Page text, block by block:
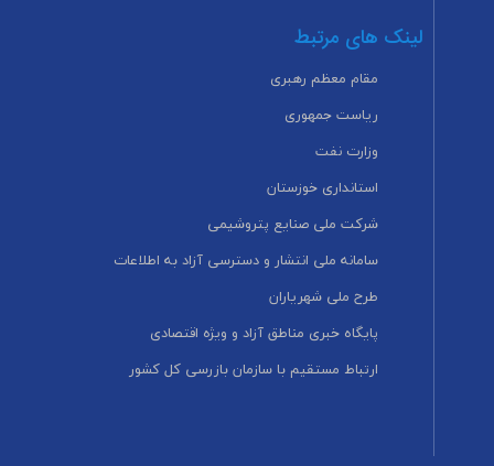
لینک های مرتبط
مقام معظم رهبری
ریاست جمهوری
وزارت نفت
استانداری خوزستان
شرکت ملی صنایع پتروشیمی
سامانه ملی انتشار و دسترسی آزاد به اطلاعات
طرح ملی شهریاران
پایگاه خبری مناطق آزاد و ویژه اقتصادی
ارتباط مستقیم با سازمان بازرسی کل کشور